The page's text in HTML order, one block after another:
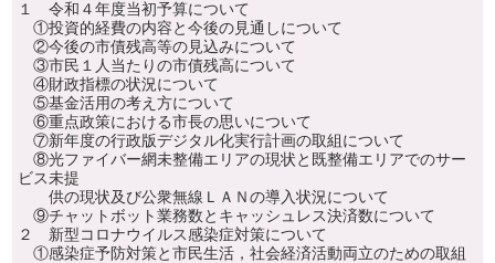
１ 令和４年度当初予算について
①投資的経費の内容と今後の見通しについて
②今後の市債残高等の見込みについて
③市民１人当たりの市債残高について
④財政指標の状況について
⑤基金活用の考え方について
⑥重点政策における市長の思いについて
⑦新年度の行政版デジタル化実行計画の取組について
⑧光ファイバー網未整備エリアの現状と既整備エリアでのサー
ビス未提
供の現状及び公衆無線ＬＡＮの導入状況について
⑨チャットボット業務数とキャッシュレス決済数について
２ 新型コロナウイルス感染症対策について
①感染症予防対策と市民生活，社会経済活動両立のための取組